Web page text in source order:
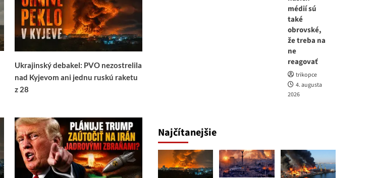
Ukrajinský debakel: PVO nezostrelila
nad Kyjevom ani jednu ruskú raketu
z 28
médií sú
také
obrovské,
že treba na
ne
reagovať
trikopce
4. augusta
2026
Najčítanejšie